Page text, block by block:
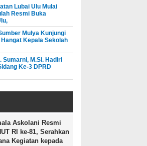
Lubai Ulu Mulai
Resmi Buka
Mulya Kunjungi
Kepala Sekolah
Sumarni, M.Si. Hadiri
Ke-3 DPRD
Askolani Resmi
RI ke-81, Serahkan
Kegiatan kepada